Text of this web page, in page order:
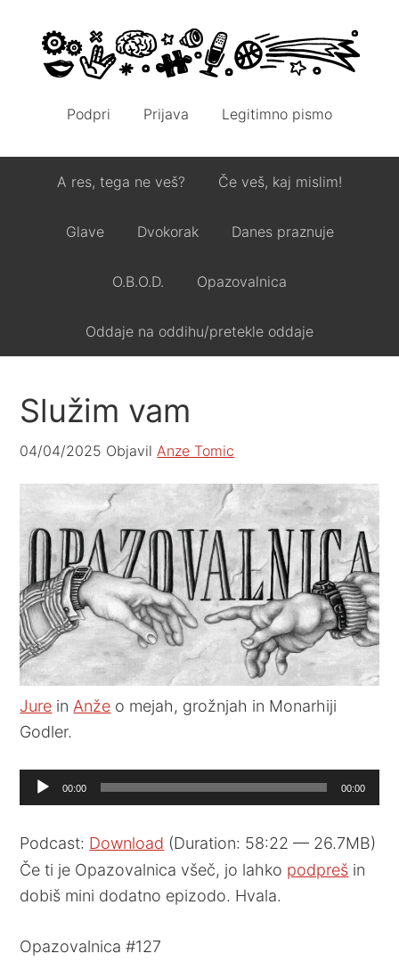
Podpri Prijava Legitimno pismo
A res, tega ne veš? Če veš, kaj mislim!
Glave Dvokorak Danes praznuje
O.B.O.D. Opazovalnica
Oddaje na oddihu/pretekle oddaje
Služim vam
04/04/2025 ObjavilAnze Tomic
Jure in Anže o mejah, grožnjah in Monarhiji
Godler.
Audio
Player
00:00 00:00
Podcast: Download (Duration: 58:22 — 26.7MB)
Če ti je Opazovalnica všeč, jo lahko podpreš in
dobiš mini dodatno epizodo. Hvala.
Opazovalnica #127